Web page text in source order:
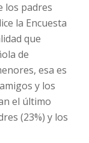
los padres
la Encuesta
que
de
esa es
y los
el último
(23%) y los